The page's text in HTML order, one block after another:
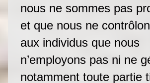
nous ne sommes pas
et que nous ne
aux individus que nous
n’employons pas ni ne
notamment toute partie